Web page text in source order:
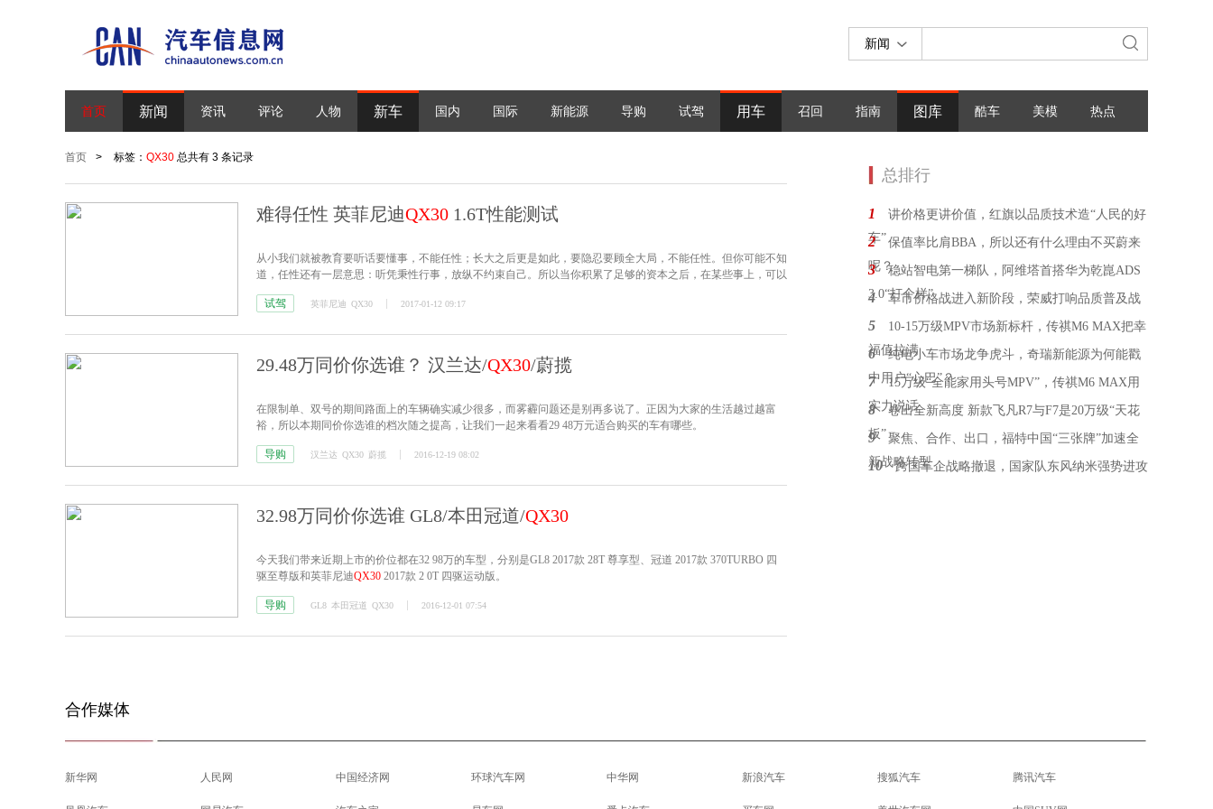
新闻
首页 新闻 资讯 评论 人物 新车 国内 国际 新能源 导购 试驾 用车 召回 指南 图库 酷车 美模 热点
首页 > 标签： QX30 总共有 3 条记录
难得任性 英菲尼迪QX30 1.6T性能测试
从小我们就被教育要听话要懂事，不能任性；长大之后更是如此，要隐忍要顾全大局，不能任性。但你可能不知
道，任性还有一层意思：听凭秉性行事，放纵不约束自己。所以当你积累了足够的资本之后，在某些事上，可以
试驾
英菲尼迪 QX30 2017-01-12 09:17
29.48万同价你选谁？ 汉兰达/QX30/蔚揽
在限制单、双号的期间路面上的车辆确实减少很多，而雾霾问题还是别再多说了。正因为大家的生活越过越富
裕，所以本期同价你选谁的档次随之提高，让我们一起来看看29 48万元适合购买的车有哪些。
导购 汉兰达 QX30 蔚揽 2016-12-19 08:02
32.98万同价你选谁 GL8/本田冠道/QX30
今天我们带来近期上市的价位都在32 98万的车型，分别是GL8 2017款 28T 尊享型、冠道 2017款 370TURBO 四
驱至尊版和英菲尼迪QX30 2017款 2 0T 四驱运动版。
导购 GL8 本田冠道 QX30 2016-12-01 07:54
总排行
1
讲价格更讲价值，红旗以品质技术造“人民的好
车”
2
保值率比肩BBA，所以还有什么理由不买蔚来
呢？
3
稳站智电第一梯队，阿维塔首搭华为乾崑ADS
3.0“打个样”
4 车市价格战进入新阶段，荣威打响品质普及战
5
10-15万级MPV市场新标杆，传祺M6 MAX把幸
福值拉满
6
纯电小车市场龙争虎斗，奇瑞新能源为何能戳
中用户“心巴”？
7
15万级“全能家用头号MPV”，传祺M6 MAX用
实力说话
8
卷出全新高度 新款飞凡R7与F7是20万级“天花
板”
9
聚焦、合作、出口，福特中国“三张牌”加速全
新战略转型
10 跨国车企战略撤退，国家队东风纳米强势进攻
合作媒体
新华网 人民网 中国经济网 环球汽车网 中华网 新浪汽车 搜狐汽车 腾讯汽车